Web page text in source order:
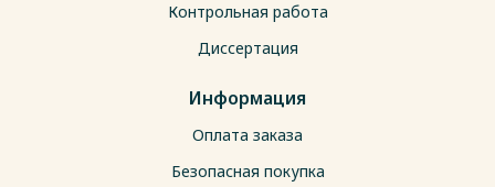
Контрольная работа
Диссертация
Информация
Оплата заказа
Безопасная покупка